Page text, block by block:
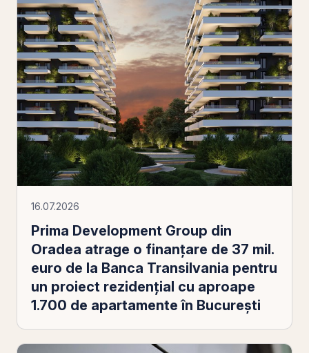
16.07.2026
Prima Development Group din
Oradea atrage o finanţare de 37 mil.
euro de la Banca Transilvania pentru
un proiect rezidenţial cu aproape
1.700 de apartamente în Bucureşti